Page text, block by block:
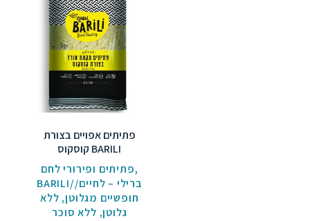
פתיתים אפויים בצורת
קוסקוס BARILI
פתיתים ופירורי לחם,
BARILI//ברילי – לחיים
חופשיים מגלוטן,ללא
גלוטן, ללא סוכר